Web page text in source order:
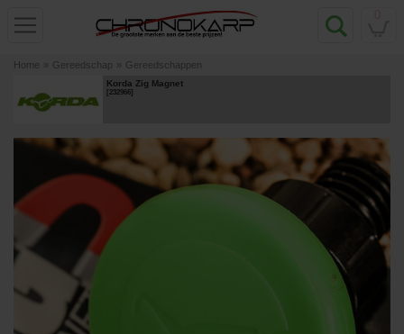
Home » Gereedschap » Gereedschappen
Korda Zig Magnet
[232966]